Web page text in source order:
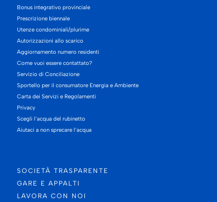
Bonus integrativo provinciale
Prescrizione biennale
Utenze condominiali/plurime
Autorizzazioni allo scarico
Aggiornamento numero residenti
Come vuoi essere contattato?
Servizio di Conciliazione
Sportello per il consumatore Energia e Ambiente
Carta dei Servizi e Regolamenti
Privacy
Scegli l’acqua del rubinetto
Aiutaci a non sprecare l’acqua
SOCIETÀ TRASPARENTE
GARE E APPALTI
LAVORA CON NOI